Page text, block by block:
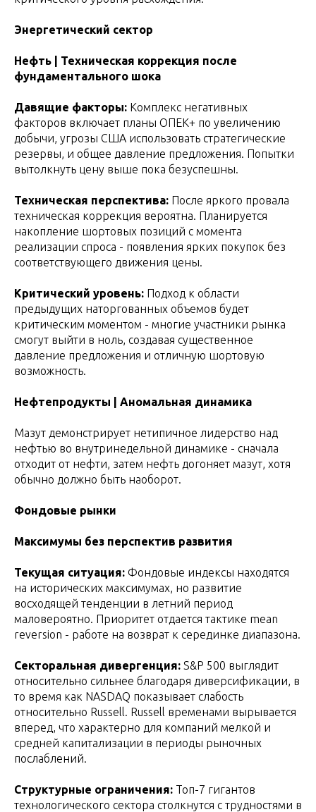
Энергетический сектор
Нефть | Техническая коррекция после
фундаментального шока
Давящие факторы: Комплекс негативных
факторов включает планы ОПЕК+ по увеличению
добычи, угрозы США использовать стратегические
резервы, и общее давление предложения. Попытки
вытолкнуть цену выше пока безуспешны.
Техническая перспектива: После яркого провала
техническая коррекция вероятна. Планируется
накопление шортовых позиций с момента
реализации спроса - появления ярких покупок без
соответствующего движения цены.
Критический уровень: Подход к области
предыдущих наторгованных объемов будет
критическим моментом - многие участники рынка
смогут выйти в ноль, создавая существенное
давление предложения и отличную шортовую
возможность.
Нефтепродукты | Аномальная динамика
Мазут демонстрирует нетипичное лидерство над
нефтью во внутринедельной динамике - сначала
отходит от нефти, затем нефть догоняет мазут, хотя
обычно должно быть наоборот.
Фондовые рынки
Максимумы без перспектив развития
Текущая ситуация: Фондовые индексы находятся
на исторических максимумах, но развитие
восходящей тенденции в летний период
маловероятно. Приоритет отдается тактике mean
reversion - работе на возврат к серединке диапазона.
Секторальная дивергенция: S&P 500 выглядит
относительно сильнее благодаря диверсификации, в
то время как NASDAQ показывает слабость
относительно Russell. Russell временами вырывается
вперед, что характерно для компаний мелкой и
средней капитализации в периоды рыночных
послаблений.
Структурные ограничения: Топ-7 гигантов
технологического сектора столкнутся с трудностями в